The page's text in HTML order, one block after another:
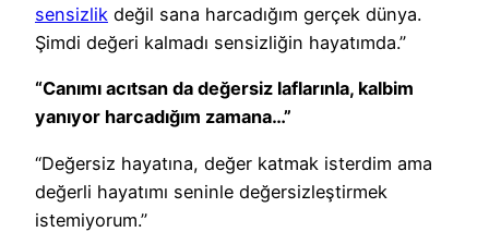
sensizlik değil sana harcadığım gerçek dünya.
Şimdi değeri kalmadı sensizliğin hayatımda.”
“Canımı acıtsan da değersiz laflarınla, kalbim
yanıyor harcadığım zamana…”
“Değersiz hayatına, değer katmak isterdim ama
değerli hayatımı seninle değersizleştirmek
istemiyorum.”